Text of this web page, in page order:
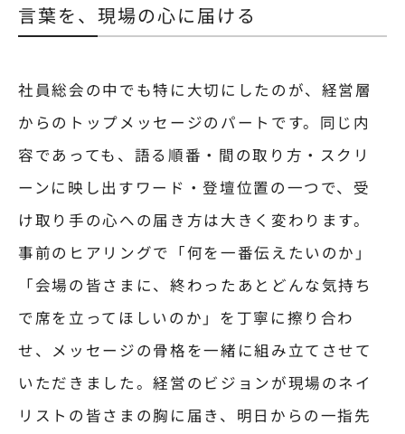
言葉を、現場の心に届ける
社員総会の中でも特に大切にしたのが、経営層
からのトップメッセージのパートです。同じ内
容であっても、語る順番・間の取り方・スクリ
ーンに映し出すワード・登壇位置の一つで、受
け取り手の心への届き方は大きく変わります。
事前のヒアリングで「何を一番伝えたいのか」
「会場の皆さまに、終わったあとどんな気持ち
で席を立ってほしいのか」を丁寧に擦り合わ
せ、メッセージの骨格を一緒に組み立てさせて
いただきました。経営のビジョンが現場のネイ
リストの皆さまの胸に届き、明日からの一指先